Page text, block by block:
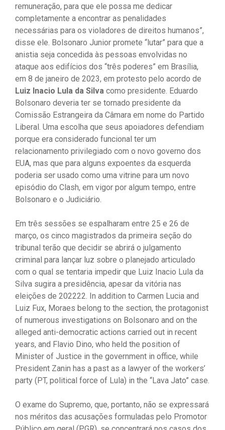
remuneração, para que ele possa me dedicar
completamente a encontrar as penalidades
necessárias para os violadores de direitos humanos”,
disse ele. Bolsonaro Junior promete “lutar” para que a
anistia seja concedida às pessoas envolvidas no
ataque aos edifícios dos “três poderes” em Brasília,
em 8 de janeiro de 2023, em protesto pelo acordo de
Luiz Inacio Lula da Silva como presidente. Eduardo
Bolsonaro deveria ter se tornado presidente da
Comissão Estrangeira da Câmara em nome do Partido
Liberal. Uma escolha que seus apoiadores defendiam
porque era considerado funcional ter um
relacionamento privilegiado com o novo governo dos
EUA, mas que para alguns expoentes da esquerda
poderia ser usado como uma vitrine para um novo
episódio do Clash, em vigor por algum tempo, entre
Bolsonaro e o Judiciário.
Em três sessões se espalharam entre 25 e 26 de
março, os cinco magistrados da primeira seção do
tribunal terão que decidir se abrirá o julgamento
criminal para lançar luz sobre o planejado articulado
com o qual se tentaria impedir que Luiz Inacio Lula da
Silva sugira a presidência, apesar da vitória nas
eleições de 202222. In addition to Carmen Lucia and
Luiz Fux, Moraes belong to the section, the protagonist
of numerous investigations on Bolsonaro and on the
alleged anti-democratic actions carried out in recent
years, and Flavio Dino, who held the position of
Minister of Justice in the government in office, while
President Zanin has a past as a lawyer of the workers’
party (PT, political force of Lula) in the “Lava Jato” case.
O exame do Supremo, que, portanto, não se expressará
nos méritos das acusações formuladas pelo Promotor